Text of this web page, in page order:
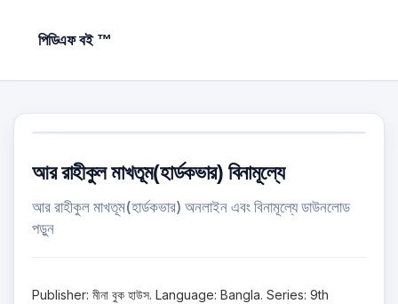
পিডিএফ বই ™
আর রাহীকুল মাখতূম(হার্ডকভার) বিনামূল্যে
আর রাহীকুল মাখতূম(হার্ডকভার) অনলাইন এবং বিনামূল্যে ডাউনলোড
পড়ুন
Publisher: মীনা বুক হাউস. Language: Bangla. Series: 9th